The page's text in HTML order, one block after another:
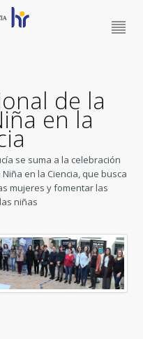
de la
en la
se suma a la celebración
en la Ciencia, que busca
mujeres y fomentar las
niñas